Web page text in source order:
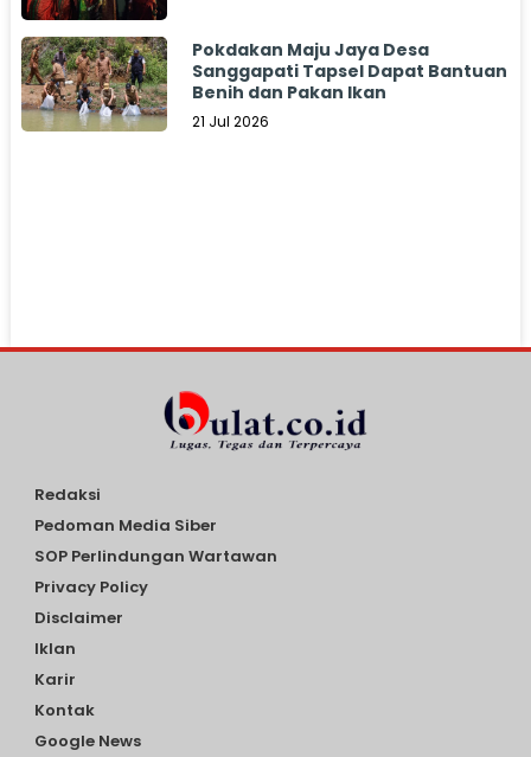
Pokdakan Maju Jaya Desa
Sanggapati Tapsel Dapat Bantuan
Benih dan Pakan Ikan
21 Jul 2026
Redaksi
Pedoman Media Siber
SOP Perlindungan Wartawan
Privacy Policy
Disclaimer
Iklan
Karir
Kontak
Google News